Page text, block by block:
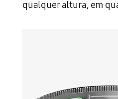
qualquer altura, em